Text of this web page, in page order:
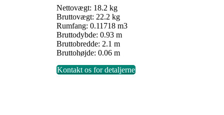
Nettovægt: 18.2 kg
Bruttovægt: 22.2 kg
Rumfang: 0.11718 m3
Bruttodybde: 0.93 m
Bruttobredde: 2.1 m
Bruttohøjde: 0.06 m
Kontakt os for detaljerne